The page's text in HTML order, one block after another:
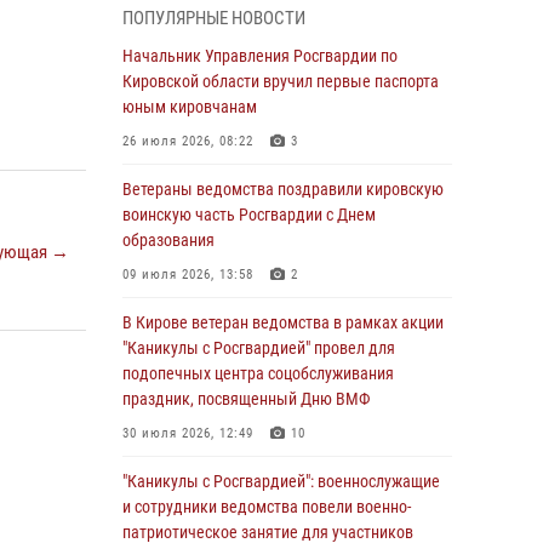
→
1 августа – День дежурной службы войск
национальной гвардии Российской
Федерации
В Росгвардии вспоминают российских
воинов, погибших в Первой мировой войне
1914-1918 годов
В Кирове офицер Росгвардии стал
победителем открытого шахматного турнира
01 августа 2026, 07:08 1
армии Виктор Золотов поздравил
специалистов подразделений тыла с
профессиональным праздником
ПОПУЛЯРНЫЕ НОВОСТИ
Начальник Управления Росгвардии по
Кировской области вручил первые паспорта
юным кировчанам
26 июля 2026, 08:22 3
Ветераны ведомства поздравили кировскую
воинскую часть Росгвардии с Днем
образования
09 июля 2026, 13:58 2
В Кирове ветеран ведомства в рамках акции
"Каникулы с Росгвардией" провел для
подопечных центра соцобслуживания
праздник, посвященный Дню ВМФ
30 июля 2026, 12:49 10
"Каникулы с Росгвардией": военнослужащие
и сотрудники ведомства повели военно-
патриотическое занятие для участников